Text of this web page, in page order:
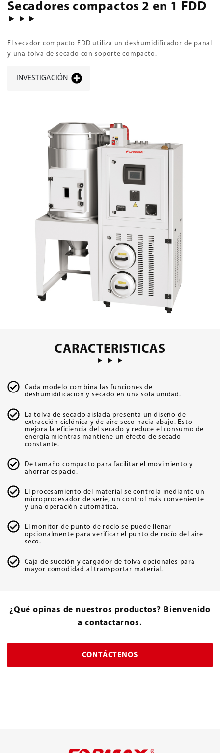
Secadores compactos 2 en 1 FDD
El secador compacto FDD utiliza un deshumidificador de panal
y una tolva de secado con soporte compacto.
INVESTIGACIÓN
CARACTERISTICAS
Cada modelo combina las funciones de
deshumidificación y secado en una sola unidad.
La tolva de secado aislada presenta un diseño de
extracción ciclónica y de aire seco hacia abajo. Esto
mejora la eficiencia del secado y reduce el consumo de
energía mientras mantiene un efecto de secado
constante.
De tamaño compacto para facilitar el movimiento y
ahorrar espacio.
El procesamiento del material se controla mediante un
microprocesador de serie, un control más conveniente
y una operación automática.
El monitor de punto de rocío se puede llenar
opcionalmente para verificar el punto de rocío del aire
seco.
Caja de succión y cargador de tolva opcionales para
mayor comodidad al transportar material.
¿Qué opinas de nuestros productos? Bienvenido
a contactarnos.
CONTÁCTENOS